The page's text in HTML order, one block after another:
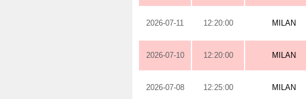
2026-07-11 12:20:00 MILAN
2026-07-10 12:20:00 MILAN
2026-07-08 12:25:00 MILAN